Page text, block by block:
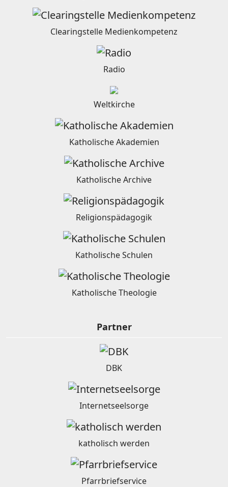
Clearingstelle Medienkompetenz
Radio
Weltkirche
Katholische Akademien
Katholische Archive
Religionspädagogik
Katholische Schulen
Katholische Theologie
Partner
DBK
Internetseelsorge
katholisch werden
Pfarrbriefservice